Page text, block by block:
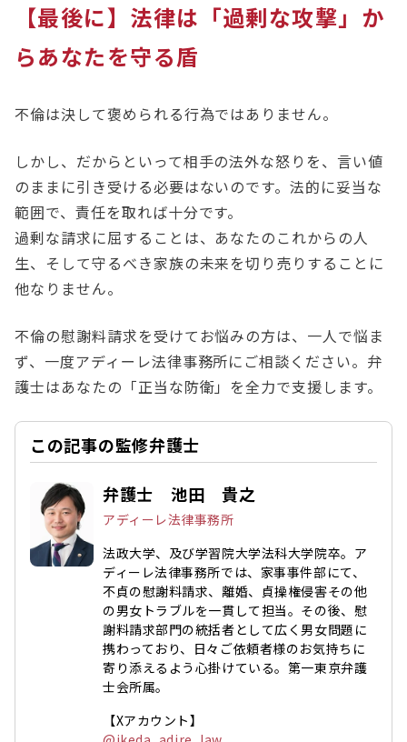
【最後に】法律は「過剰な攻撃」か
らあなたを守る盾
不倫は決して褒められる行為ではありません。
しかし、だからといって相手の法外な怒りを、言い値
のままに引き受ける必要はないのです。法的に妥当な
範囲で、責任を取れば十分です。
過剰な請求に屈することは、あなたのこれからの人
生、そして守るべき家族の未来を切り売りすることに
他なりません。
不倫の慰謝料請求を受けてお悩みの方は、一人で悩ま
ず、一度アディーレ法律事務所にご相談ください。弁
護士はあなたの「正当な防衛」を全力で支援します。
この記事の監修弁護士
弁護士 池田 貴之
アディーレ法律事務所
法政大学、及び学習院大学法科大学院卒。ア
ディーレ法律事務所では、家事事件部にて、
不貞の慰謝料請求、離婚、貞操権侵害その他
の男女トラブルを一貫して担当。その後、慰
謝料請求部門の統括者として広く男女問題に
携わっており、日々ご依頼者様のお気持ちに
寄り添えるよう心掛けている。第一東京弁護
士会所属。
【Xアカウント】